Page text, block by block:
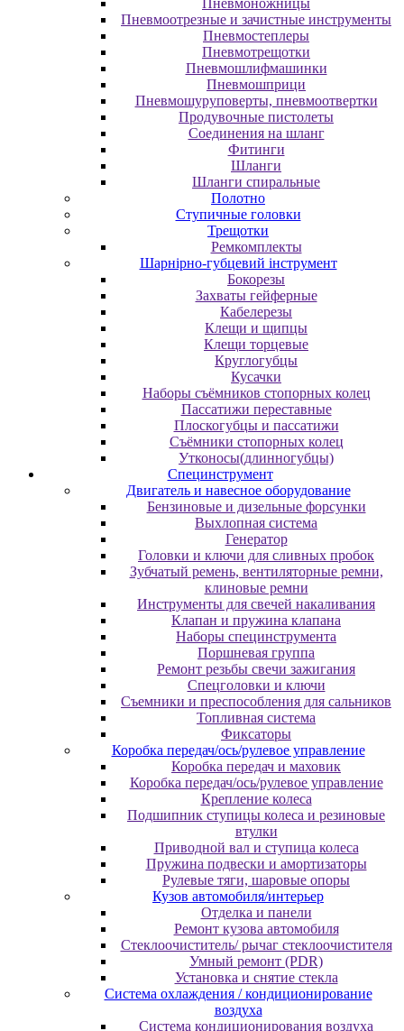
Пневмоножницы
Пневмоотрезные и зачистные инструменты
Пневмостеплеры
Пневмотрещотки
Пневмошлифмашинки
Пневмошприци
Пневмошуруповерты, пневмоотвертки
Продувочные пистолеты
Соединения на шланг
Фитинги
Шланги
Шланги спиральные
Полотно
Ступичные головки
Трещотки
Ремкомплекты
Шарнірно-губцевий інструмент
Бокорезы
Захваты гейферные
Кабелерезы
Клещи и щипцы
Клещи торцевые
Круглогубцы
Кусачки
Наборы съёмников стопорных колец
Пассатижи переставные
Плоскогубцы и пассатижи
Съёмники стопорных колец
Утконосы(длинногубцы)
Специнструмент
Двигатель и навесное оборудование
Бензиновые и дизельные форсунки
Выхлопная система
Генератор
Головки и ключи для сливных пробок
Зубчатый ремень, вентиляторные ремни,
клиновые ремни
Инструменты для свечей накаливания
Клапан и пружина клапана
Наборы специнструмента
Поршневая группа
Ремонт резьбы свечи зажигания
Спецголовки и ключи
Съемники и преспособления для сальников
Топливная система
Фиксаторы
Коробка передач/ось/рулевое управление
Коробка передач и маховик
Коробка передач/ось/рулевое управление
Крепление колеса
Подшипник ступицы колеса и резиновые
втулки
Приводной вал и ступица колеса
Пружина подвески и амортизаторы
Рулевые тяги, шаровые опоры
Кузов автомобиля/интерьер
Отделка и панели
Ремонт кузова автомобиля
Стеклоочиститель/ рычаг стеклоочистителя
Умный ремонт (PDR)
Установка и снятие стекла
Система охлаждения / кондиционирование
воздуха
Система кондиционирования воздуха